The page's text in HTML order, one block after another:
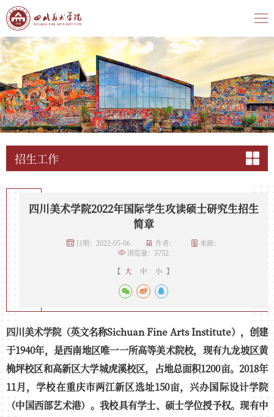
招生工作
四川美术学院2022年国际学生攻读硕士研究生招生
简章
日期：2022-05-06 作者：
来源：
浏览量：3752
【 大 中 小 】
四川美术学院（英文名称Sichuan Fine Arts Institute），创建
于1940年，是西南地区唯一一所高等美术院校，现有九龙坡区黄
桷坪校区和高新区大学城虎溪校区，占地总面积1200亩。2018年
11月，学校在重庆市两江新区选址150亩，兴办国际设计学院
（中国西部艺术港）。我校具有学士、硕士学位授予权。现有中